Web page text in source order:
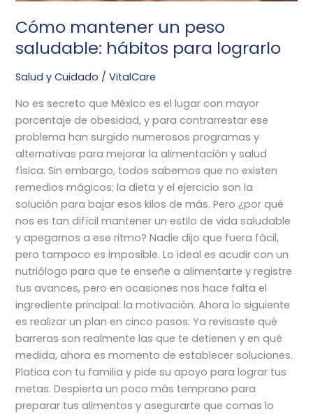
Cómo mantener un peso
saludable: hábitos para lograrlo
Salud y Cuidado /VitalCare
No es secreto que México es el lugar con mayor
porcentaje de obesidad, y para contrarrestar ese
problema han surgido numerosos programas y
alternativas para mejorar la alimentación y salud
física. Sin embargo, todos sabemos que no existen
remedios mágicos; la dieta y el ejercicio son la
solución para bajar esos kilos de más. Pero ¿por qué
nos es tan difícil mantener un estilo de vida saludable
y apegarnos a ese ritmo? Nadie dijo que fuera fácil,
pero tampoco es imposible. Lo ideal es acudir con un
nutriólogo para que te enseñe a alimentarte y registre
tus avances, pero en ocasiones nos hace falta el
ingrediente principal: la motivación. Ahora lo siguiente
es realizar un plan en cinco pasos: Ya revisaste qué
barreras son realmente las que te detienen y en qué
medida, ahora es momento de establecer soluciones.
Platica con tu familia y pide su apoyo para lograr tus
metas. Despierta un poco más temprano para
preparar tus alimentos y asegurarte que comas lo